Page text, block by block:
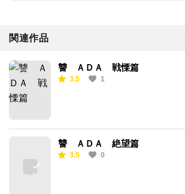
関連作品
讐 ＡＤＡ 戦慄篇
3.5 1
讐 ＡＤＡ 絶望篇
3.5 0